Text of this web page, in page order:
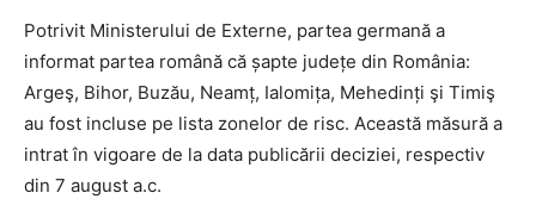
Potrivit Ministerului de Externe, partea germană a
informat partea română că șapte județe din România:
Argeş, Bihor, Buzău, Neamț, Ialomița, Mehedinți şi Timiş
au fost incluse pe lista zonelor de risc. Această măsură a
intrat în vigoare de la data publicării deciziei, respectiv
din 7 august a.c.